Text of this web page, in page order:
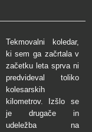
Tekmovalni koledar,
ki sem ga začrtala v
začetku leta sprva ni
predvideval toliko
kolesarskih
kilometrov. Izšlo se
je drugače in
udeležba na